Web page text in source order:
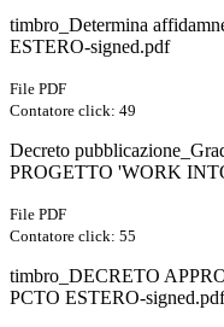
timbro_Determina
ESTERO-signed.pdf
File PDF
Contatore click: 49
Decreto
PROGETTO 'WORK
File PDF
Contatore click: 55
timbro_DECRETO
PCTO ESTERO-signed.pdf